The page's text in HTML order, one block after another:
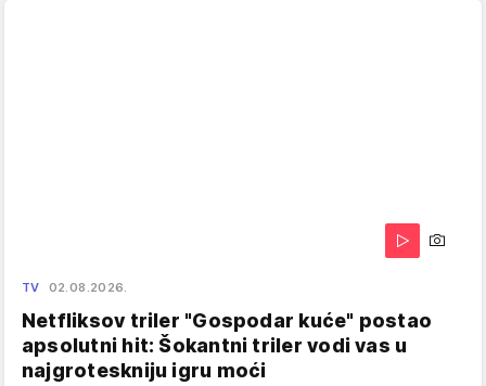
TV 02.08.2026.
Netfliksov triler "Gospodar kuće" postao
apsolutni hit: Šokantni triler vodi vas u
najgroteskniju igru moći